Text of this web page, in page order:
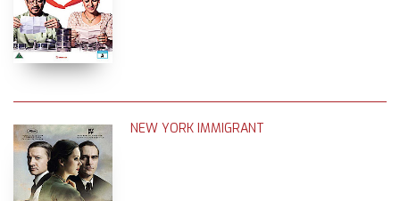
NEW YORK IMMIGRANT